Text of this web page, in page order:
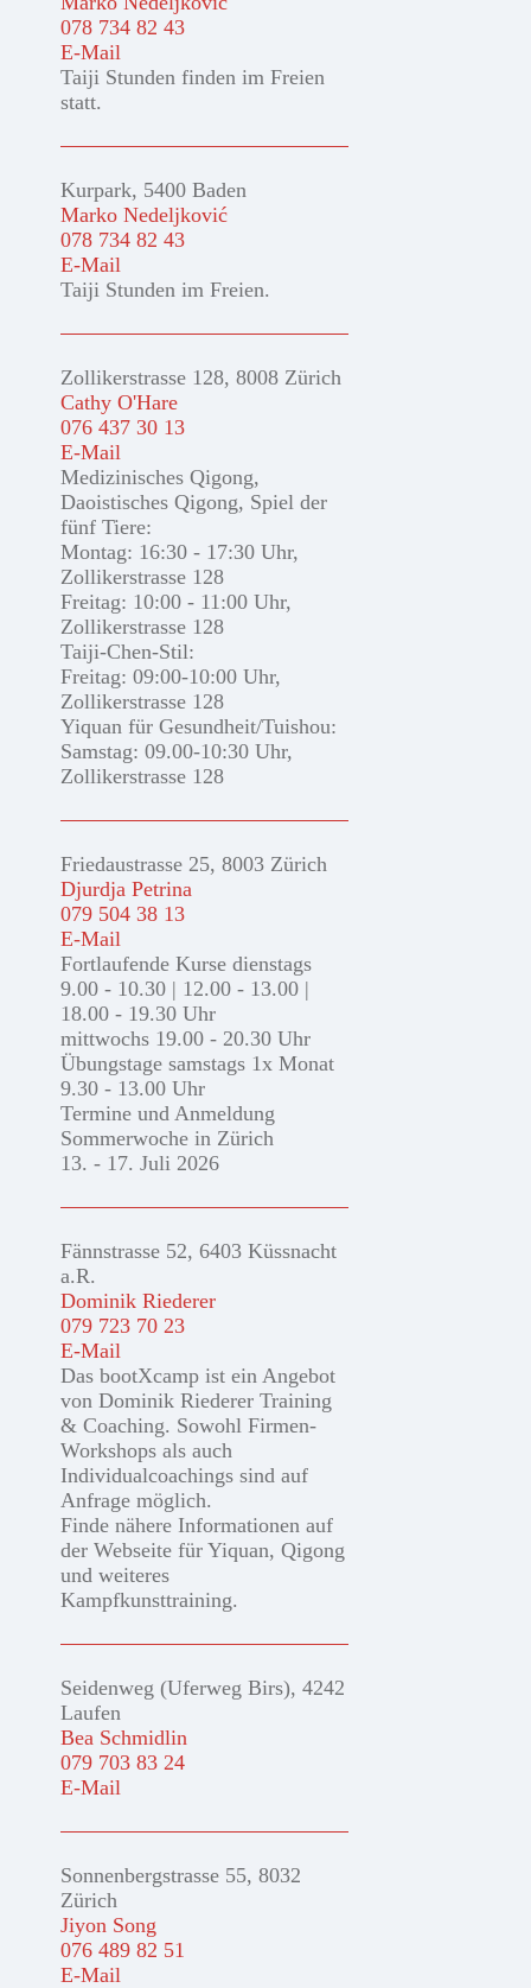
078 734 82 43
E-Mail
Taiji Stunden finden im Freien
statt.
Kurpark, 5400 Baden
Marko Nedeljković
078 734 82 43
E-Mail
Taiji Stunden im Freien.
Zollikerstrasse 128, 8008 Zürich
Cathy O'Hare
076 437 30 13
E-Mail
Medizinisches Qigong,
Daoistisches Qigong, Spiel der
fünf Tiere:
Montag: 16:30 - 17:30 Uhr,
Zollikerstrasse 128
Freitag: 10:00 - 11:00 Uhr,
Zollikerstrasse 128
Taiji-Chen-Stil:
Freitag: 09:00-10:00 Uhr,
Zollikerstrasse 128
Yiquan für Gesundheit/Tuishou:
Samstag: 09.00-10:30 Uhr,
Zollikerstrasse 128
Friedaustrasse 25, 8003 Zürich
Djurdja Petrina
079 504 38 13
E-Mail
Fortlaufende Kurse dienstags
9.00 - 10.30 | 12.00 - 13.00 |
18.00 - 19.30 Uhr
mittwochs 19.00 - 20.30 Uhr
Übungstage samstags 1x Monat
9.30 - 13.00 Uhr
Termine und Anmeldung
Sommerwoche in Zürich
13. - 17. Juli 2026
Fännstrasse 52, 6403 Küssnacht
a.R.
Dominik Riederer
079 723 70 23
E-Mail
Das bootXcamp ist ein Angebot
von Dominik Riederer Training
& Coaching. Sowohl Firmen-
Workshops als auch
Individualcoachings sind auf
Anfrage möglich.
Finde nähere Informationen auf
der Webseite für Yiquan, Qigong
und weiteres
Kampfkunsttraining.
Seidenweg (Uferweg Birs), 4242
Laufen
Bea Schmidlin
079 703 83 24
E-Mail
Sonnenbergstrasse 55, 8032
Zürich
Jiyon Song
076 489 82 51
E-Mail